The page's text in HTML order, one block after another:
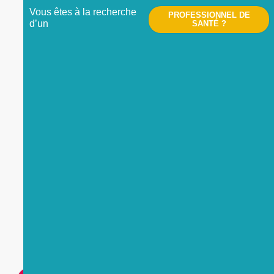
Vous êtes à la recherche
d’un
PROFESSIONNEL DE
SANTÉ ?